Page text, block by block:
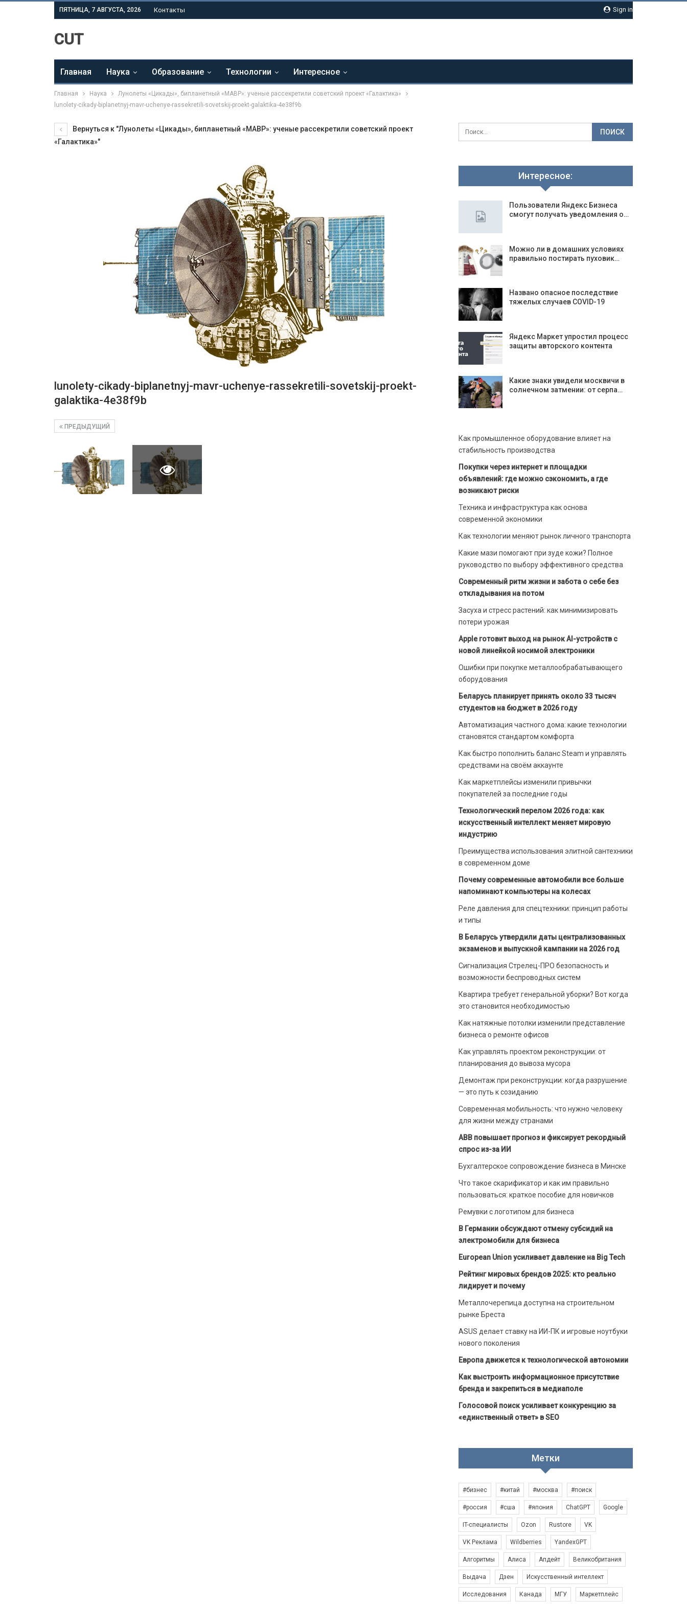
Sign in
ПЯТНИЦА, 7 АВГУСТА, 2026 Контакты
CUT
Главная Наука Образование Технологии Интересное
Главная Наука
Лунолеты «Цикады», бипланетный «МАВР»: ученые рассекретили советский проект «Галактика»
lunolety-cikady-biplanetnyj-mavr-uchenye-rassekretili-sovetskij-proekt-galaktika-4e38f9b
Вернуться к "Лунолеты «Цикады», бипланетный «МАВР»: ученые рассекретили советский проект
«Галактика»"
lunolety-cikady-biplanetnyj-mavr-uchenye-rassekretili-sovetskij-proekt-
galaktika-4e38f9b
ПРЕДЫДУЩИЙ
Интересное:
Пользователи Яндекс Бизнеса
смогут получать уведомления о…
Можно ли в домашних условиях
правильно постирать пуховик…
Названо опасное последствие
тяжелых случаев COVID-19
Яндекс Маркет упростил процесс
защиты авторского контента
Какие знаки увидели москвичи в
солнечном затмении: от серпа…
Как промышленное оборудование влияет на
стабильность производства
Покупки через интернет и площадки
объявлений: где можно сэкономить, а где
возникают риски
Техника и инфраструктура как основа
современной экономики
Как технологии меняют рынок личного транспорта
Какие мази помогают при зуде кожи? Полное
руководство по выбору эффективного средства
Современный ритм жизни и забота о себе без
откладывания на потом
Засуха и стресс растений: как минимизировать
потери урожая
Apple готовит выход на рынок AI-устройств с
новой линейкой носимой электроники
Ошибки при покупке металлообрабатывающего
оборудования
Беларусь планирует принять около 33 тысяч
студентов на бюджет в 2026 году
Автоматизация частного дома: какие технологии
становятся стандартом комфорта
Как быстро пополнить баланс Steam и управлять
средствами на своём аккаунте
Как маркетплейсы изменили привычки
покупателей за последние годы
Технологический перелом 2026 года: как
искусственный интеллект меняет мировую
индустрию
Преимущества использования элитной сантехники
в современном доме
Почему современные автомобили все больше
напоминают компьютеры на колесах
Реле давления для спецтехники: принцип работы
и типы
В Беларусь утвердили даты централизованных
экзаменов и выпускной кампании на 2026 год
Сигнализация Стрелец-ПРО безопасность и
возможности беспроводных систем
Квартира требует генеральной уборки? Вот когда
это становится необходимостью
Как натяжные потолки изменили представление
бизнеса о ремонте офисов
Как управлять проектом реконструкции: от
планирования до вывоза мусора
Демонтаж при реконструкции: когда разрушение
— это путь к созиданию
Современная мобильность: что нужно человеку
для жизни между странами
ABB повышает прогноз и фиксирует рекордный
спрос из-за ИИ
Бухгалтерское сопровождение бизнеса в Минске
Что такое скарификатор и как им правильно
пользоваться: краткое пособие для новичков
Ремувки с логотипом для бизнеса
В Германии обсуждают отмену субсидий на
электромобили для бизнеса
European Union усиливает давление на Big Tech
Рейтинг мировых брендов 2025: кто реально
лидирует и почему
Металлочерепица доступна на строительном
рынке Бреста
ASUS делает ставку на ИИ-ПК и игровые ноутбуки
нового поколения
Европа движется к технологической автономии
Как выстроить информационное присутствие
бренда и закрепиться в медиаполе
Голосовой поиск усиливает конкуренцию за
«единственный ответ» в SEO
Метки
#бизнес #китай #москва #поиск
#россия #сша #япония ChatGPT Google
IT-специалисты Ozon Rustore VK
VK Реклама Wildberries YandexGPT
Алгоритмы Алиса Апдейт Великобритания
Выдача Дзен Искусственный интеллект
Исследования Канада МГУ Маркетплейс